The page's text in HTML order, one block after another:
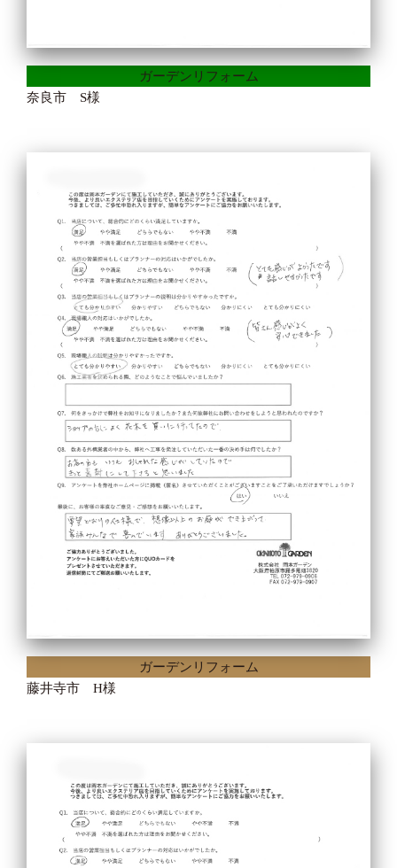
ガーデンリフォーム
奈良市 S様
ガーデンリフォーム
藤井寺市 H様